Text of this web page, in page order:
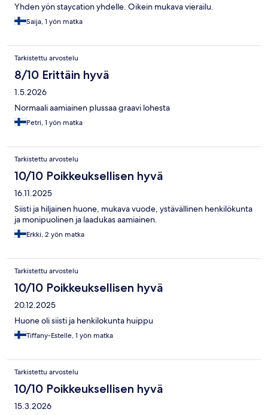
Yhden yön staycation yhdelle. Oikein mukava vierailu.
Saija, 1 yön matka
Tarkistettu arvostelu
8/10 Erittäin hyvä
1.5.2026
Normaali aamiainen plussaa graavi lohesta
Petri, 1 yön matka
Tarkistettu arvostelu
10/10 Poikkeuksellisen hyvä
16.11.2025
Siisti ja hiljainen huone, mukava vuode, ystävällinen henkilökunta
ja monipuolinen ja laadukas aamiainen.
Erkki, 2 yön matka
Tarkistettu arvostelu
10/10 Poikkeuksellisen hyvä
20.12.2025
Huone oli siisti ja henkilokunta huippu
Tiffany-Estelle, 1 yön matka
Tarkistettu arvostelu
10/10 Poikkeuksellisen hyvä
15.3.2026